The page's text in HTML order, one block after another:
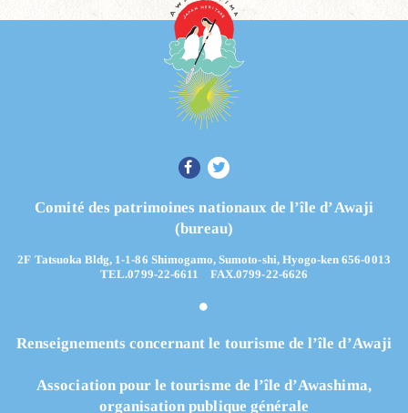
Comité des patrimoines nationaux de l’île d’Awaji
(bureau)
2F Tatsuoka Bldg, 1-1-86 Shimogamo, Sumoto-shi, Hyogo-ken 656-0013
TEL.0799-22-6611 FAX.0799-22-6626
Renseignements concernant le tourisme de l’île d’Awaji
Association pour le tourisme de l’île d’Awashima,
organisation publique générale